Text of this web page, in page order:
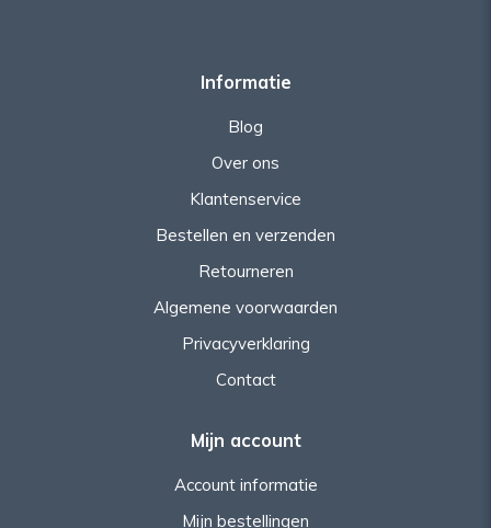
Informatie
Blog
Over ons
Klantenservice
Bestellen en verzenden
Retourneren
Algemene voorwaarden
Privacyverklaring
Contact
Mijn account
Account informatie
Mijn bestellingen